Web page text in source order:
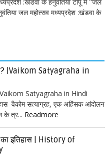
जल महोत्सव मध्यप्रदेश :खंडवा के
|Vaikom Satyagraha in
(Vaikom Satyagraha in Hindi
वैकोम सत्याग्रह, एक अहिंसक आंदोलन
के त्र... Readmore
का इतिहास | History of